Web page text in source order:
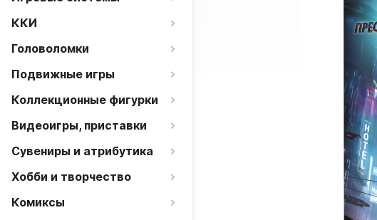
ККИ
Головоломки
Подвижные игры
Коллекционные фигурки
Видеоигры, приставки
Сувениры и атрибутика
Хобби и творчество
Комиксы